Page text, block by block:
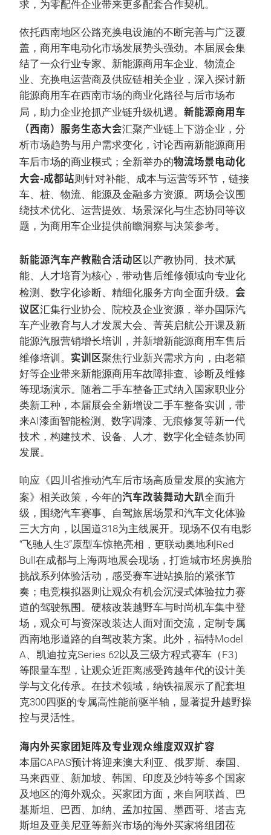
求，为零配件企业带来更多配套合作契机。
依托西南地区公路充换电设施的不断完善与广泛覆
盖，商用车电动化市场发展势头强劲。本届展会集
结了一众行业专家、新能源商用车企业、物流企
业、充换电运营商及供应链相关企业，深入探讨新
能源商用车在西南市场的商业化路径与后市场布
局，助力企业抢抓产业链升级机遇。 新能源商用车
（西南）服务生态大会汇聚产业链上下游企业，分
析市场趋势与用户需求变化，讨论西南新能源商用
车后市场的商业模式；全新举办的物流场景电动化
大会-成都站则针对补能、成本与运营等环节，链接
车、桩、物流、能源及金融多方资源。两场会议围
绕技术优化、运营提效、场景深化与生态协同等议
题，为商用车企业提供前瞻洞察与决策参考。
新能源汽车产教融合活动区以产教协同、技术赋
能、人才培育为核心，带动售后维修领域向专业化
检测、数字化诊断、精细化服务方向全面升级。 会
议区汇集行业协会、院校及企业资源，举办国际汽
车产业教育与人才发展大会、菁英启航公开课及新
能源汽服营销增长培训，并新增新能源商用车售后
维修培训。 实训区聚焦行业新兴需求方向，由老箱
好等企业带来新能源商用车故障排查、诊断及维修
等现场演示。随着二手车整备正式纳入国家职业分
类新工种，本届展会全新增设二手车整备实训，带
来AI漆面智能检测、数字调漆、无痕修复等新一代
技术，构建技术、设备、人才、数字化全链条协同
发展。
响应《四川省推动汽车后市场高质量发展的实施方
案》相关政策，今年的汽车改装舞动大趴全面升
级，围绕汽车赛事、自驾旅居场景和汽车文化体验
三大方向，以国道318为主线展开。现场不仅有电影
“飞驰人生3”原型车惊艳亮相，更联动奥地利Red
Bull在成都与上海两地展会现场，打造城市坯房换胎
挑战系列体验活动，感受赛车进站换胎的紧张节
奏；电竞模拟器则让观众有机会沉浸式体验拉力赛
道的驾驶氛围。硬核改装越野车与时尚机车集中登
场，观众可与资深改装达人面对面交流，定制专属
西南地形道路的自驾改装方案。此外，福特Model
A、凯迪拉克Series 62以及三级方程式赛车（F3）
等限量车型，让观众近距离感受跨越年代的设计美
学与文化传承。在技术领域，纳铁福展示了配套坦
克300四驱的专属高性能前驱半轴，显著提升越野操
控与灵活性。
海内外买家团矩阵及专业观众维度双双扩容
本届CAPAS预计将迎来澳大利亚、俄罗斯、泰国、
马来西亚、新加坡、韩国、印度及沙特等多个国家
及地区的海外观众。买家团方面，来自阿联酋、巴
基斯坦、巴西、加纳、孟加拉国、墨西哥、塔吉克
斯坦及亚美尼亚等新兴市场的海外买家将组团莅